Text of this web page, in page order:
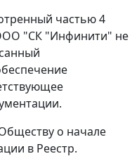
частью 4
"СК "Инфинити" не
о начале
в Реестр.